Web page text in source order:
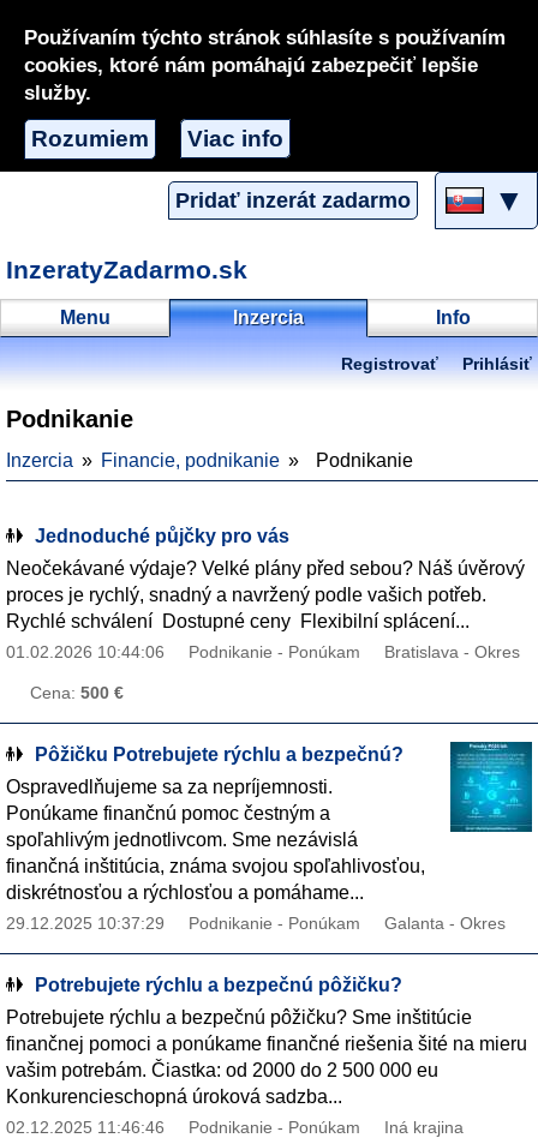
Používaním týchto stránok súhlasíte s používaním
cookies, ktoré nám pomáhajú zabezpečiť lepšie
služby.
Rozumiem Viac info
Pridať inzerát zadarmo ▼
InzeratyZadarmo.sk
Menu Inzercia Info
Registrovať Prihlásiť
Podnikanie
Inzercia Financie, podnikanie Podnikanie
Jednoduché půjčky pro vás
Neočekávané výdaje? Velké plány před sebou? Náš úvěrový
proces je rychlý, snadný a navržený podle vašich potřeb. ️
Rychlé schválení ️ Dostupné ceny ️ Flexibilní splácení...
01.02.2026 10:44:06 Podnikanie - Ponúkam Bratislava - Okres
Cena: 500 €
Pôžičku Potrebujete rýchlu a bezpečnú?
Ospravedlňujeme sa za nepríjemnosti.
Ponúkame finančnú pomoc čestným a
spoľahlivým jednotlivcom. Sme nezávislá
finančná inštitúcia, známa svojou spoľahlivosťou,
diskrétnosťou a rýchlosťou a pomáhame...
29.12.2025 10:37:29 Podnikanie - Ponúkam Galanta - Okres
Potrebujete rýchlu a bezpečnú pôžičku?
Potrebujete rýchlu a bezpečnú pôžičku? Sme inštitúcie
finančnej pomoci a ponúkame finančné riešenia šité na mieru
vašim potrebám. Čiastka: od 2000 do 2 500 000 eu
Konkurencieschopná úroková sadzba...
02.12.2025 11:46:46 Podnikanie - Ponúkam Iná krajina